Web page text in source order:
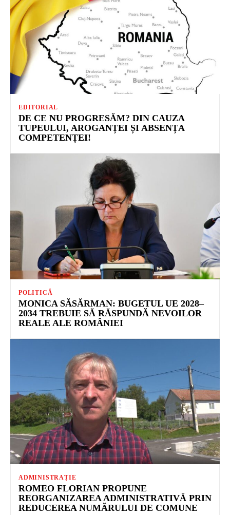
EDITORIAL
DE CE NU PROGRESĂM? DIN CAUZA
TUPEULUI, AROGANȚEI ȘI ABSENȚA
COMPETENȚEI!
POLITICĂ
MONICA SĂSĂRMAN: BUGETUL UE 2028–
2034 TREBUIE SĂ RĂSPUNDĂ NEVOILOR
REALE ALE ROMÂNIEI
ADMINISTRAȚIE
ROMEO FLORIAN PROPUNE
REORGANIZAREA ADMINISTRATIVĂ PRIN
REDUCEREA NUMĂRULUI DE COMUNE